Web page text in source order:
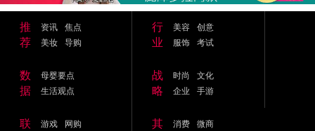
推
荐
资讯
焦点
美妆
导购
行
业
美容
创意
服饰
考试
数
据
母婴要点
生活观点
战
略
时尚
文化
企业
手游
联
游戏
网购
其
消费 微商